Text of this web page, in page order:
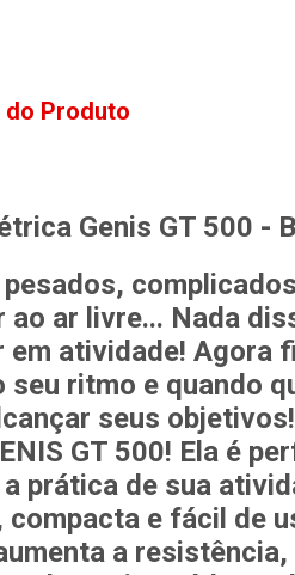
Produto
Genis GT 500 -
ao ar livre... Nada
em atividade! Agora
seu ritmo e quando
seus objetivos!
GT 500! Ela é
prática de sua
compacta e fácil de
a resistência